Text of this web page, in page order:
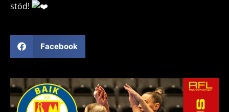
stöd!
Facebook